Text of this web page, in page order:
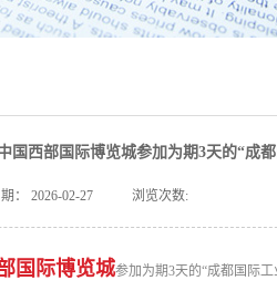
国西部国际博览城参加为期3天的“成
： 2026-02-27 浏览次数:
国际博览城参加为期3天的“成都国际工